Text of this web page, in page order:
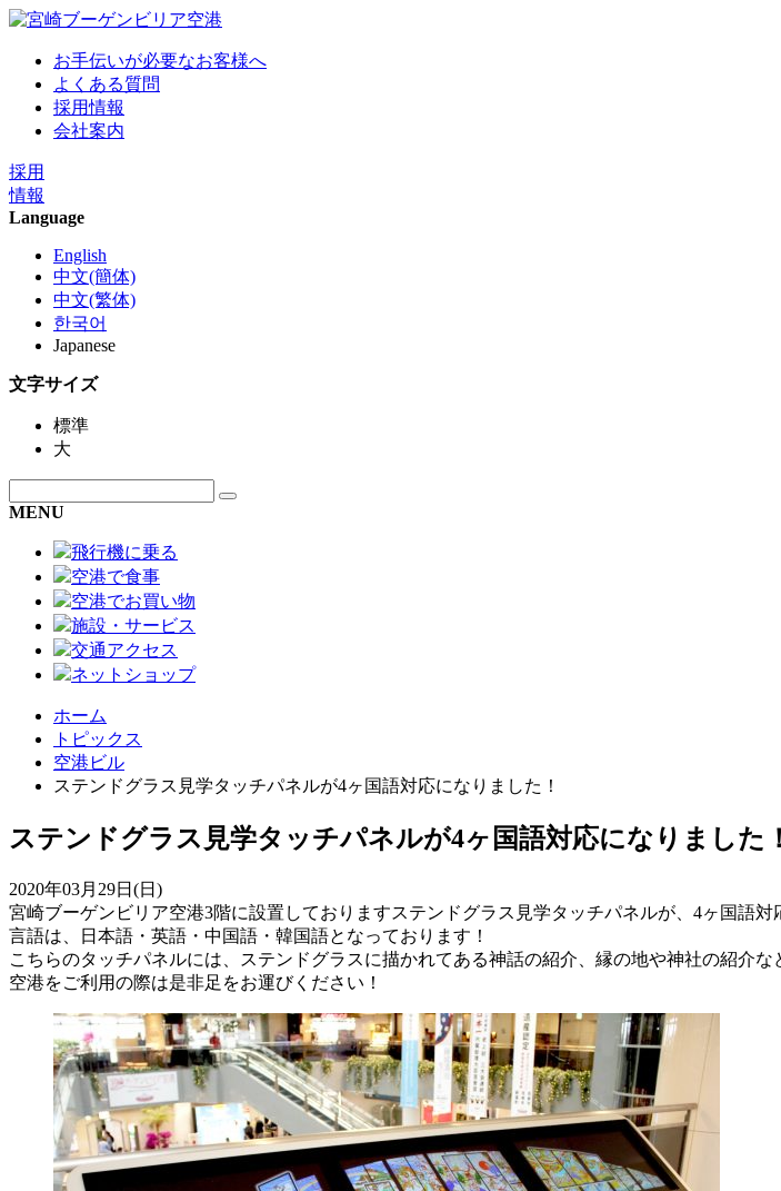
お手伝いが必要なお客様へ
よくある質問
採用情報
会社案内
採用
情報
Language
English
中文(簡体)
中文(繁体)
한국어
Japanese
文字サイズ
標準
大
MENU
飛行機に乗る
空港で食事
空港でお買い物
施設・サービス
交通アクセス
ネットショップ
ホーム
トピックス
空港ビル
ステンドグラス見学タッチパネルが4ヶ国語対応になりました！
ステンドグラス見学タッチパネルが4ヶ国語対応になりました！
2020年03月29日(日)
宮崎ブーゲンビリア空港3階に設置しておりますステンドグラス見学タッチパネルが、4ヶ国語対
言語は、日本語・英語・中国語・韓国語となっております！
こちらのタッチパネルには、ステンドグラスに描かれてある神話の紹介、縁の地や神社の紹介な
空港をご利用の際は是非足をお運びください！